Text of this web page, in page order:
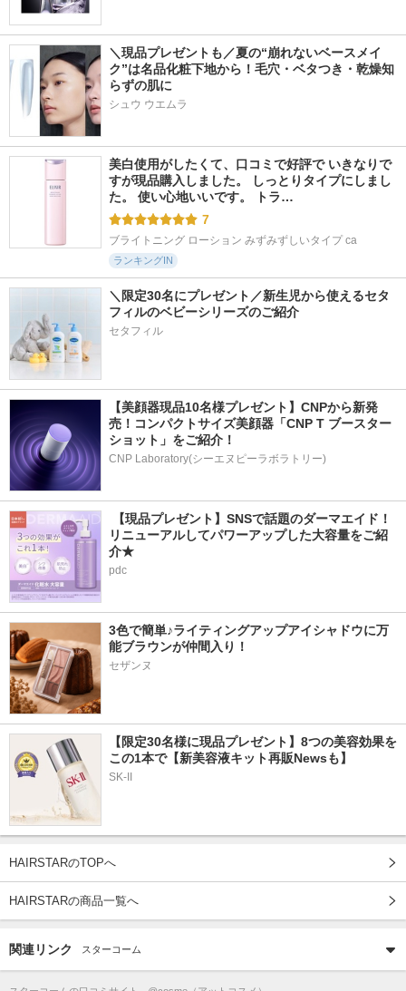
＼現品プレゼントも／夏の“崩れないベースメイ
ク”は名品化粧下地から！毛穴・ベタつき・乾燥知
らずの肌に
シュウ ウエムラ
美白使用がしたくて、口コミで好評で いきなりで
すが現品購入しました。 しっとりタイプにしまし
た。 使い心地いいです。 トラ…
7
ブライトニング ローション みずみずしいタイプ ca
ランキングIN
＼限定30名にプレゼント／新生児から使えるセタ
フィルのベビーシリーズのご紹介
セタフィル
【美顔器現品10名様プレゼント】CNPから新発
売！コンパクトサイズ美顔器「CNP T ブースター
ショット」をご紹介！
CNP Laboratory(シーエヌピーラボラトリー)
【現品プレゼント】SNSで話題のダーマエイド！
リニューアルしてパワーアップした大容量をご紹
介★
pdc
3色で簡単♪ライティングアップアイシャドウに万
能ブラウンが仲間入り！
セザンヌ
【限定30名様に現品プレゼント】8つの美容効果を
この1本で【新美容液キット再販Newsも】
SK-II
HAIRSTARのTOPへ
HAIRSTARの商品一覧へ
関連リンク スターコーム